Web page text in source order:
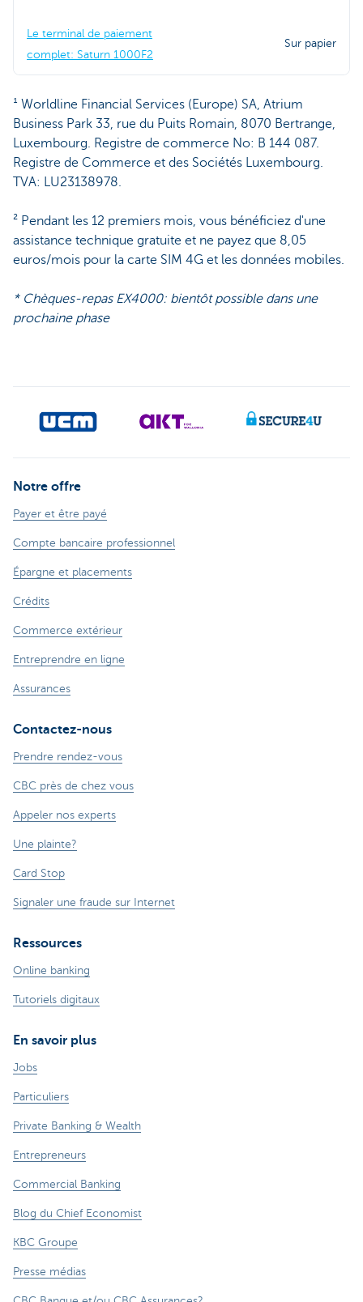
Le terminal de paiement
complet: Saturn 1000F2
Sur papier
¹ Worldline Financial Services (Europe) SA, Atrium
Business Park 33, rue du Puits Romain, 8070 Bertrange,
Luxembourg. Registre de commerce No: B 144 087.
Registre de Commerce et des Sociétés Luxembourg.
TVA: LU23138978.
² Pendant les 12 premiers mois, vous bénéficiez d'une
assistance technique gratuite et ne payez que 8,05
euros/mois pour la carte SIM 4G et les données mobiles.
* Chèques-repas EX4000: bientôt possible dans une
prochaine phase
Notre offre
Payer et être payé
Compte bancaire professionnel
Épargne et placements
Crédits
Commerce extérieur
Entreprendre en ligne
Assurances
Contactez-nous
Prendre rendez-vous
CBC près de chez vous
Appeler nos experts
Une plainte?
Card Stop
Signaler une fraude sur Internet
Ressources
Online banking
Tutoriels digitaux
En savoir plus
Jobs
Particuliers
Private Banking & Wealth
Entrepreneurs
Commercial Banking
Blog du Chief Economist
KBC Groupe
Presse médias